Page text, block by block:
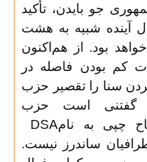
جو بایدن، تأکید
آینده شبیه به هشت
بود. از هم‌اکنون
کم بودن فاصله در
سنا را تقصیر حزب
گفتنی است حزب
چپی به نامDSA
ساندرز نیست.